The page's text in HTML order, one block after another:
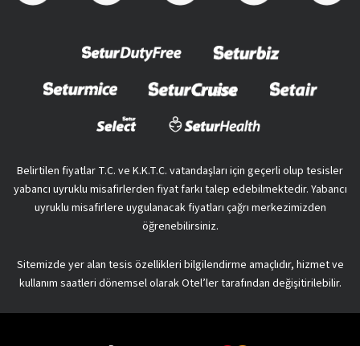
Belirtilen fiyatlar T.C. ve K.K.T.C. vatandaşları için geçerli olup tesisler
yabancı uyruklu misafirlerden fiyat farkı talep edebilmektedir. Yabancı
uyruklu misafirlere uygulanacak fiyatları çağrı merkezimizden
öğrenebilirsiniz.
Sitemizde yer alan tesis özellikleri bilgilendirme amaçlıdır, hizmet ve
kullanım saatleri dönemsel olarak Otel’ler tarafından değişitirilebilir.